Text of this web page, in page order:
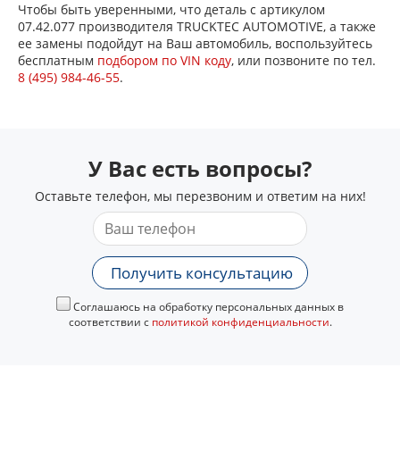
Чтобы быть уверенными, что деталь с артикулом
07.42.077 производителя TRUCKTEC AUTOMOTIVE, а также
ее замены подойдут на Ваш автомобиль, воспользуйтесь
бесплатным подбором по VIN коду, или позвоните по тел.
8 (495) 984-46-55.
У Вас есть вопросы?
Оставьте телефон, мы перезвоним и ответим на них!
Получить консультацию
Соглашаюсь на обработку персональных данных в
соответствии с политикой конфиденциальности.